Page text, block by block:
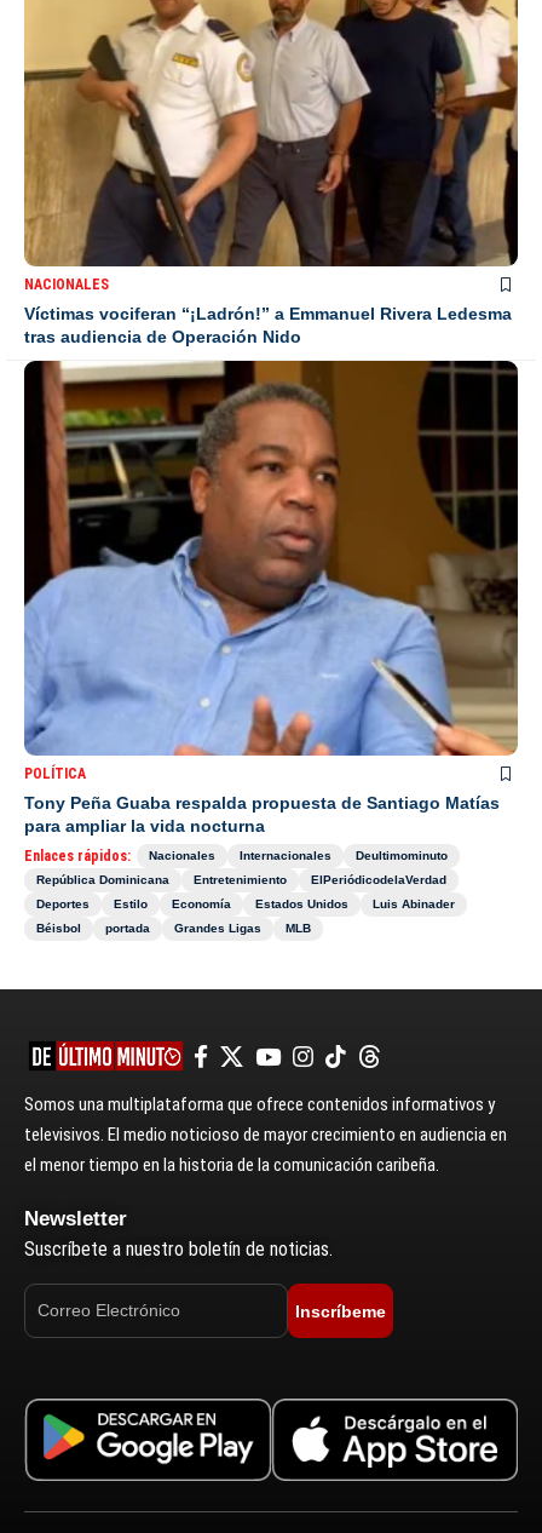
NACIONALES
Víctimas vociferan “¡Ladrón!” a Emmanuel Rivera Ledesma
tras audiencia de Operación Nido
POLÍTICA
Tony Peña Guaba respalda propuesta de Santiago Matías
para ampliar la vida nocturna
Enlaces rápidos: Nacionales Internacionales
Deultimominuto
República Dominicana
Entretenimiento
ElPeriódicodelaVerdad
Deportes
Estilo Economía Estados Unidos
Luis Abinader
Béisbol
portada Grandes Ligas MLB
Somos una multiplataforma que ofrece contenidos informativos y
televisivos. El medio noticioso de mayor crecimiento en audiencia en
el menor tiempo en la historia de la comunicación caribeña.
Newsletter
Suscríbete a nuestro boletín de noticias.
Inscríbeme